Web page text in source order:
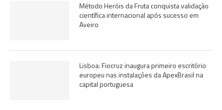
Método Heróis da Fruta conquista validação
científica internacional após sucesso em
Aveiro
Lisboa: Fiocruz inaugura primeiro escritório
europeu nas instalações da ApexBrasil na
capital portuguesa